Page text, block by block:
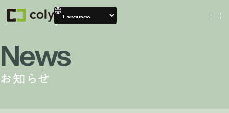
News
お知らせ